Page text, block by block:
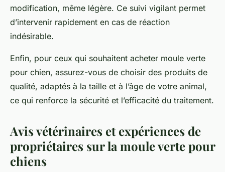
modification, même légère. Ce suivi vigilant permet
d’intervenir rapidement en cas de réaction
indésirable.
Enfin, pour ceux qui souhaitent acheter moule verte
pour chien, assurez-vous de choisir des produits de
qualité, adaptés à la taille et à l’âge de votre animal,
ce qui renforce la sécurité et l’efficacité du traitement.
Avis vétérinaires et expériences de
propriétaires sur la moule verte pour
chiens